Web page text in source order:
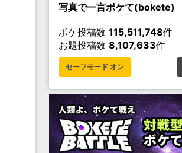
写真で一言ボケて(bokete)
ボケ投稿数 115,511,748件
お題投稿数 8,107,633件
セーフモード オン